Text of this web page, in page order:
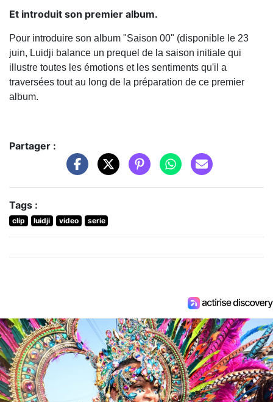
Et introduit son premier album.
Pour introduire son album "Saison 00" (disponible le 23
juin, Luidji balance un prequel de la saison initiale qui
illustre toutes les émotions et les sentiments qu'il a
traversées tout au long de la préparation de ce premier
album.
Partager :
Tags :
clip luidji video serie